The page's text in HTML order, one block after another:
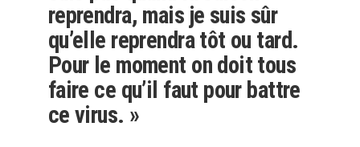
reprendra, mais je suis sûr
qu’elle reprendra tôt ou tard.
Pour le moment on doit tous
faire ce qu’il faut pour battre
ce virus. »